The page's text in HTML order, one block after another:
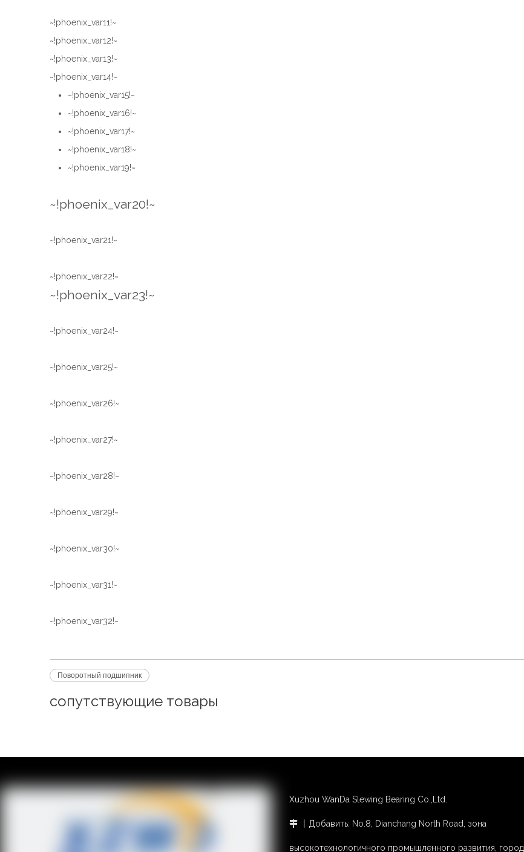
~!phoenix_var11!~
~!phoenix_var12!~
~!phoenix_var13!~
~!phoenix_var14!~
~!phoenix_var15!~
~!phoenix_var16!~
~!phoenix_var17!~
~!phoenix_var18!~
~!phoenix_var19!~
~!phoenix_var20!~
~!phoenix_var21!~
~!phoenix_var22!~
~!phoenix_var23!~
~!phoenix_var24!~
~!phoenix_var25!~
~!phoenix_var26!~
~!phoenix_var27!~
~!phoenix_var28!~
~!phoenix_var29!~
~!phoenix_var30!~
~!phoenix_var31!~
~!phoenix_var32!~
Поворотный подшипник
сопутствующие товары
Xuzhou WanDa Slewing Bearing Co.,Ltd.
 丨Добавить: No.8, Dianchang North Road, зона
высокотехнологичного промышленного развития, город